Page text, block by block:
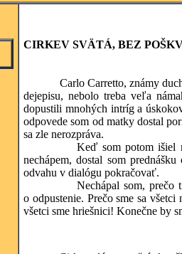
CIRKEV SVÄTÁ, BEZ
Carlo Carretto, známy
dejepisu, nebolo treba veľa
dopustili mnohých intríg a
odpovede som od matky dostal
sa zle nerozpráva.
Keď som potom išiel na
nechápem, dostal som
odvahu v dialógu pokračovať.
Nechápal som, prečo tí,
o odpustenie. Prečo sme sa
všetci sme hriešnici! Konečne by